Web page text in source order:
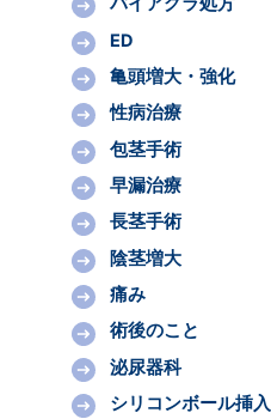
ED
亀頭増大・強化
性病治療
包茎手術
早漏治療
長茎手術
陰茎増大
痛み
術後のこと
泌尿器科
シリコンボール挿入